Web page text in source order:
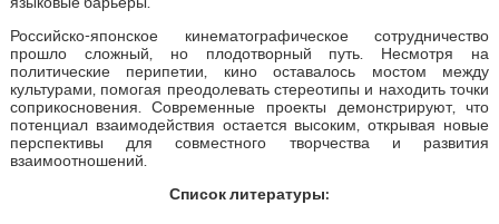
Российско-японское кинематографическое сотрудничество
прошло сложный, но плодотворный путь. Несмотря на
политические перипетии, кино оставалось мостом между
культурами, помогая преодолевать стереотипы и находить точки
соприкосновения. Современные проекты демонстрируют, что
потенциал взаимодействия остается высоким, открывая новые
перспективы для совместного творчества и развития
взаимоотношений.
Список литературы: